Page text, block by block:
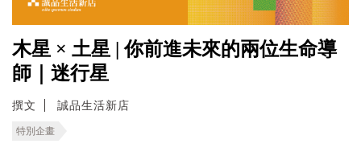
木星 × 土星 | 你前進未來的兩位生命導
師｜迷行星
撰文 誠品生活新店
特別企畫